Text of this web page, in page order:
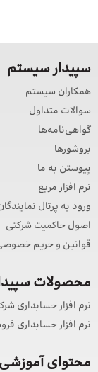
سپیدار سیستم
همکاران سیستم
سوالات متداول
گواهی‌نامه‌ها
بروشورها
پیوستن به ما
نرم افزار مربع
ورود به پرتال
اصول حاکمیت شرکتی
قوانین و حریم
محصولات
نرم افزار حسابداری
نرم افزار حسابداری
محتوای آموزشی